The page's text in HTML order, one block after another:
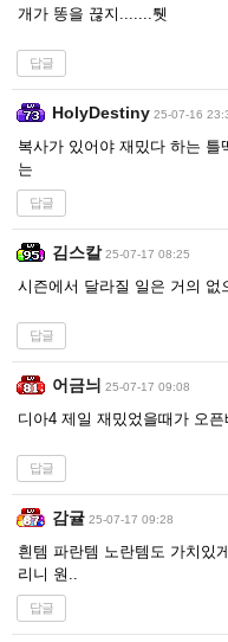
개가 똥을 끊지.......퉷
답글
HolyDestiny 25-07-16
복사가 있어야 재밌다 하는
는
답글
김스칼 25-07-17 08:25
시즌에서 달라질 일은 거의 없
답글
어금늬 25-07-17 09:08
디아4 제일 재밌었을때가 오
답글
감귤 25-07-17 09:28
흰템 파란템 노란템도 가치있
리니 원..
답글